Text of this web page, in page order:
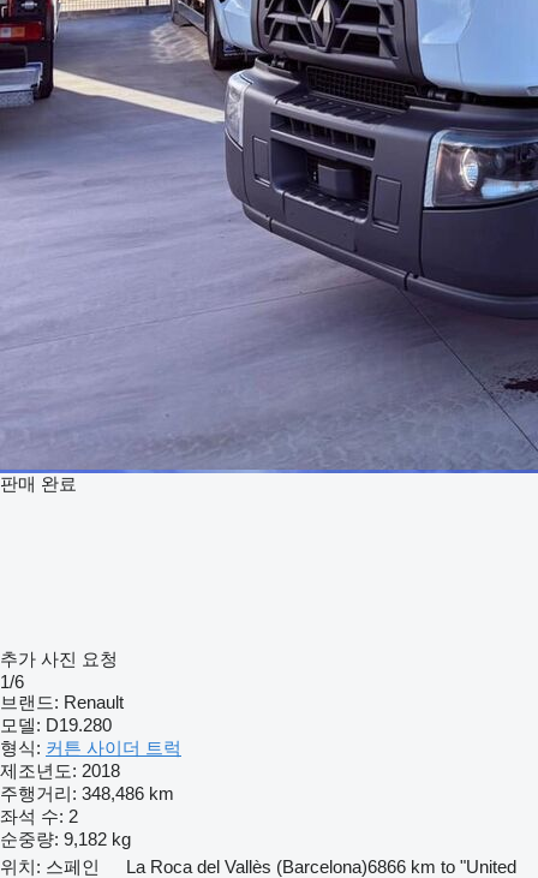
판매 완료
추가 사진 요청
1/6
브랜드: Renault
모델: D19.280
형식: 커튼 사이더 트럭
제조년도: 2018
주행거리: 348,486 km
좌석 수: 2
순중량: 9,182 kg
위치: 스페인 La Roca del Vallès (Barcelona)6866 km to "United